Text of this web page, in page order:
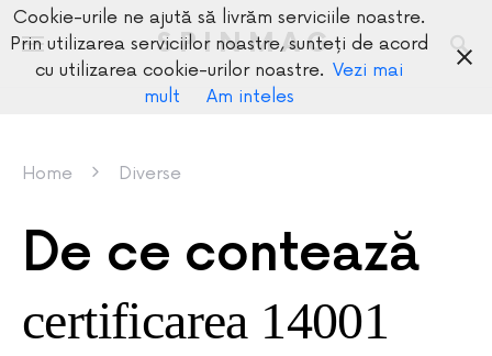
SPINMAG
Home Diverse
De ce contează
certificarea 14001
Cookie-urile ne ajută să livrăm serviciile noastre.
Prin utilizarea serviciilor noastre, sunteți de acord
cu utilizarea cookie-urilor noastre. Vezi mai
mult
Am inteles